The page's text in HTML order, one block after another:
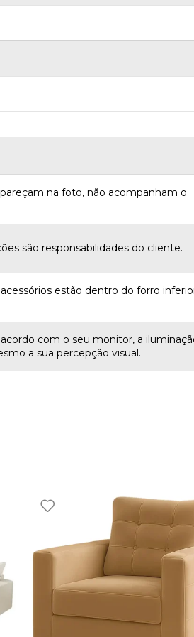
na foto, não acompanham o
são responsabilidades do cliente.
estão dentro do forro
com o seu monitor, a
a sua percepção visual.